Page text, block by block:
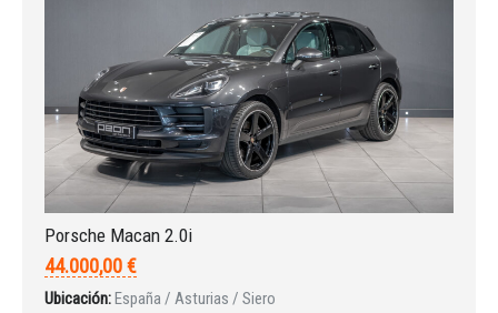
Porsche Macan 2.0i
44.000,00 €
Ubicación:España / Asturias / Siero